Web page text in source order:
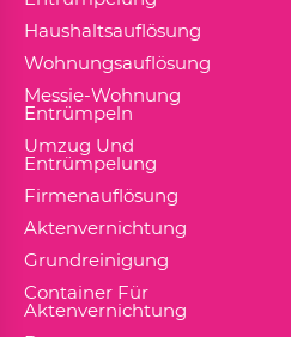
Haushaltsauflösung
Wohnungsauflösung
Messie-Wohnung
Entrümpeln
Umzug Und
Entrümpelung
Firmenauflösung
Aktenvernichtung
Grundreinigung
Container Für
Aktenvernichtung